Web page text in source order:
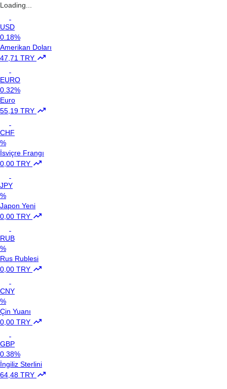
Loading...
USD
0.18%
Amerikan Doları
47,71 TRY
EURO
0.32%
Euro
55,19 TRY
CHF
%
İsviçre Frangı
0,00 TRY
JPY
%
Japon Yeni
0,00 TRY
RUB
%
Rus Rublesi
0,00 TRY
CNY
%
Çin Yuanı
0,00 TRY
GBP
0.38%
İngiliz Sterlini
64,48 TRY